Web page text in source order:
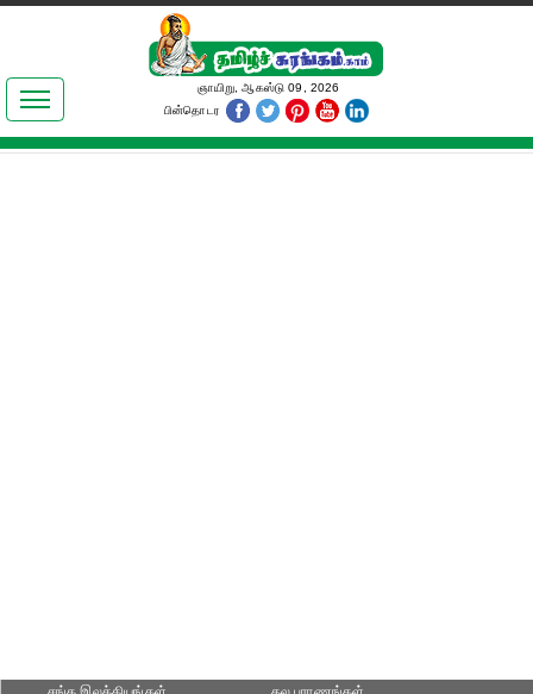
இலக்கியங்கள்
தமிழ் உலகம்
ஞாயிறு, ஆகஸ்டு 09, 2026
பின்தொடர